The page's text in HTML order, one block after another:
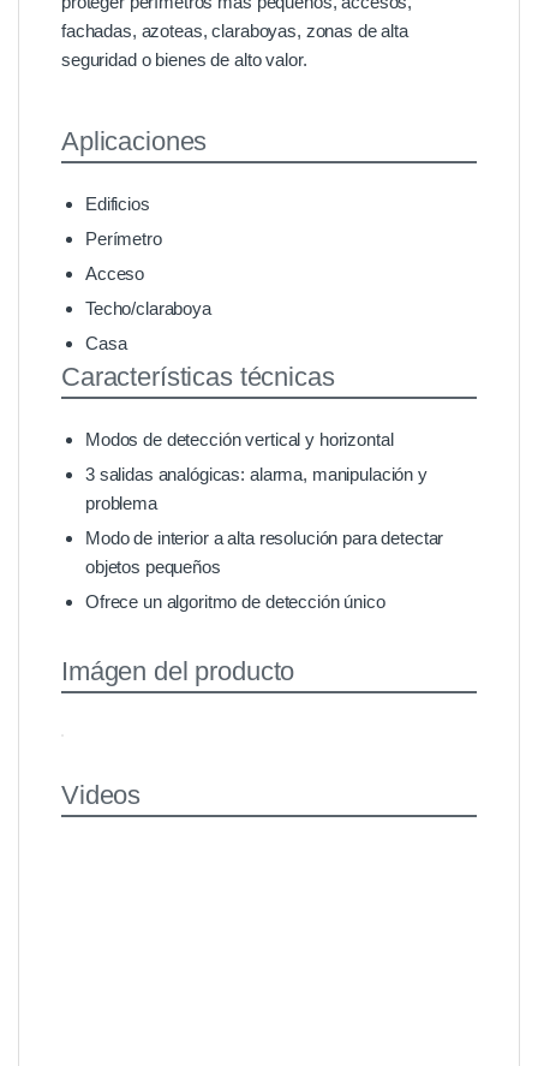
fachadas, azoteas, claraboyas, zonas de alta
seguridad o bienes de alto valor.
Aplicaciones
Edificios
Perímetro
Acceso
Techo/claraboya
Casa
Características técnicas
Modos de detección vertical y horizontal
3 salidas analógicas: alarma, manipulación y
problema
Modo de interior a alta resolución para detectar
objetos pequeños
Ofrece un algoritmo de detección único
Imágen del producto
Videos